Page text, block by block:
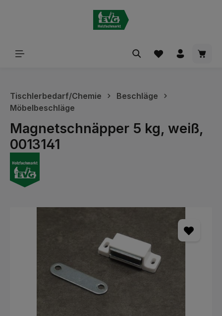
Tischlerbedarf/Chemie
Beschläge
Möbelbeschläge
Magnetschnäpper 5 kg, weiß,
0013141